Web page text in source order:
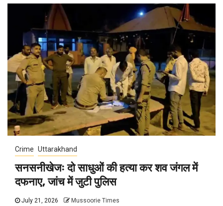
Crime Uttarakhand
सनसनीखेजः दो साधुओं की हत्या कर शव जंगल में
दफनाए, जांच में जुटी पुलिस
July 21, 2026 Mussoorie Times